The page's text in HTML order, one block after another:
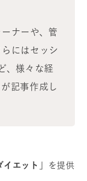
ナーや、管
にはセッシ
、様々な経
記事作成し
イエット」
を提供